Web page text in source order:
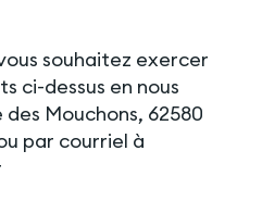
souhaitez exercer
ci-dessus en nous
Mouchons, 62580
par courriel à